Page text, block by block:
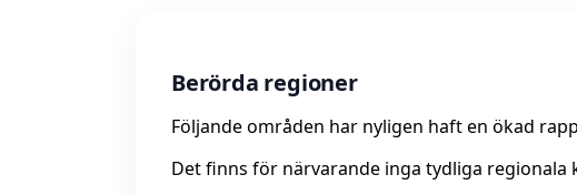
Berörda regioner
Följande områden har nyligen haft en ökad
Det finns för närvarande inga tydliga regionala